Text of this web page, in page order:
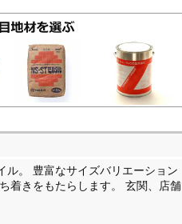
ル。 豊富なサイズバリエーション
着きをもたらします。 玄関、店舗